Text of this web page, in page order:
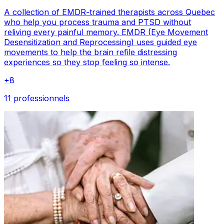
A collection of EMDR-trained therapists across Quebec
who help you process trauma and PTSD without
reliving every painful memory. EMDR (Eye Movement
Desensitization and Reprocessing) uses guided eye
movements to help the brain refile distressing
experiences so they stop feeling so intense.
+8
11 professionnels